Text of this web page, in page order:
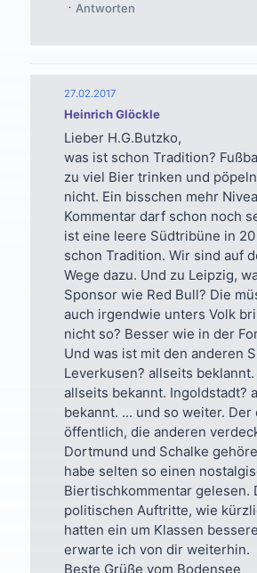
Antworten
Heinrich Glöckle
27.02.2017
Lieber H.G.Butzko,
was ist schon Tradition?
zu viel Bier trinken und
nicht. Ein bisschen mehr
Kommentar darf schon noch
ist eine leere Südtribüne in
schon Tradition. Wir sind auf
Wege dazu. Und zu Leipzig,
Sponsor wie Red Bull? Die
auch irgendwie unters Volk
nicht so? Besser wie in der
Und was ist mit den anderen
Leverkusen? allseits
allseits bekannt. Ingoldstadt?
bekannt. ... und so weiter. Der
öffentlich, die anderen
Dortmund und Schalke
habe selten so einen
Biertischkommentar gelesen.
politischen Auftritte, wie
hatten ein um Klassen
erwarte ich von dir weiterhin.
Beste Grüße vom Bodensee